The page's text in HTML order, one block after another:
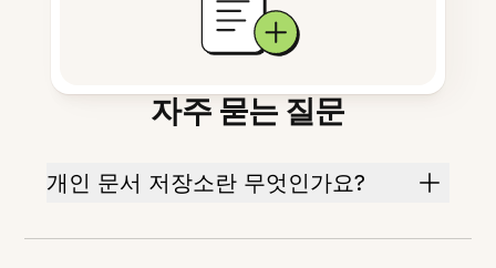
자주 묻는 질문
개인 문서 저장소란 무엇인가요?